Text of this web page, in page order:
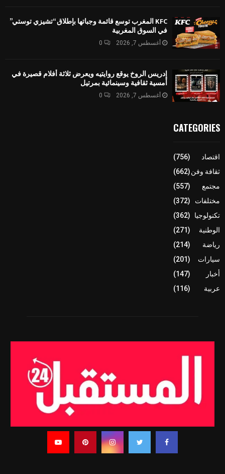
KFC المغرب توسع قائمة وجباتها بإطلاق “تشيزي توستي”
في السوق المغربية
أغسطس 7, 2026 0
إدريس الروخ يوقع روايتيه ويعرض ثلاثة أفلام قصيرة في
أمسية ثقافية وسينمائية بمرتيل
أغسطس 7, 2026 0
CATEGORIES
اقتصاد
(756)
ثقافة وفن(662)
مجتمع
(557)
مختلفات
(372)
تكنولوجيا
(362)
الوطنية
(271)
رياضة
(214)
سيارات
(201)
أخبار
(147)
عربية
(116)